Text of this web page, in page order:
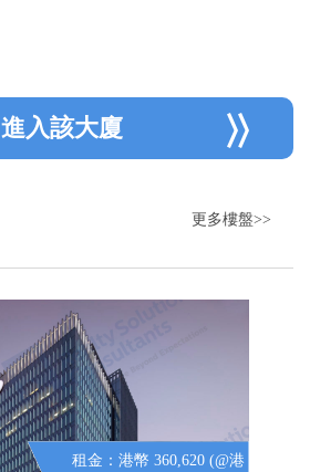
進入該大廈
更多樓盤>>
租金：港幣 360,620 (@港